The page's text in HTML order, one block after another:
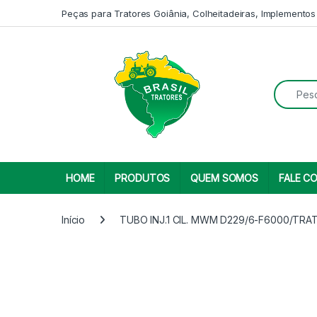
Peças para Tratores Goiânia, Colheitadeiras,
Search
HOME PRODUTOS QUEM SOMOS FALE
Início TUBO INJ.1 CIL. MWM D229/6-F6000/